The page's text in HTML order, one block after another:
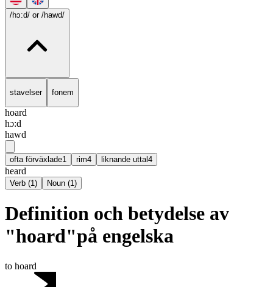
/hɔ:d/ or /hawd/
stavelser fonem
hoard
hɔ:d
hawd
ofta förväxlade1 rim4 liknande uttal4
heard
Verb (1) Noun (1)
Definition och betydelse av
"hoard"på engelska
to hoard